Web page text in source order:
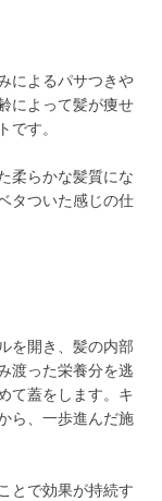
によるパサつきや
によって髪が痩せ
です。
柔らかな髪質にな
タついた感じの仕
を開き、髪の内部
渡った栄養分を逃
て蓋をします。キ
ら、一歩進んだ施
とで効果が持続す